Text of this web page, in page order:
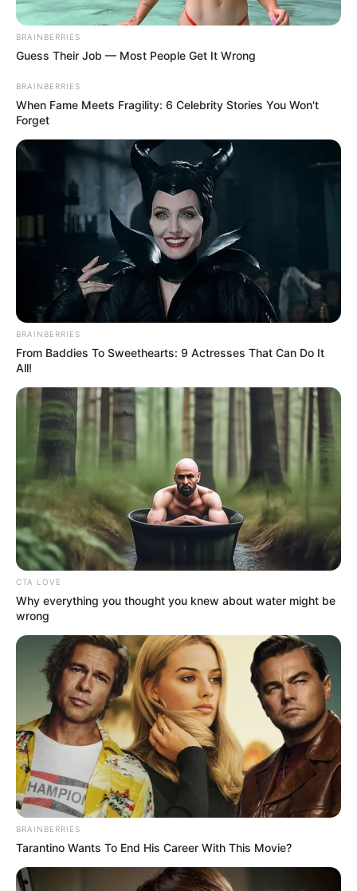
Drachenschlucht
Ein Holzsteg führt durch eine einzigartige
Eisenach.
mini-a-thür
Miniaturenpark in Ruhla zeigt Modelle von
vielen bedeutenden Bauwerken in
Thüringen. Außerdem kann man direkt neben dem Park
auf einer Sommerrodelbahn ins Tal rauschen.
Gradierwerk Bad Salzungen
Eine sehenswerte Kuranlage im Stil von
1900 mit salzhaltiger Luft. Außerdem ist
hier ein Badeerlebnis wie im Toten Meer
bei 32 °C warmem Salzwasser in einem modernen
Brandenburg
Ruinen einer Doppelburg auf einem Berg
im Werratal.
Naturschutzgebiet Eisenach
Ein Totalreservat mit vielen Felsen und
weitere Naturdenkmäler, wie die
Landgrafenschlucht
und dieElfengrotte
Der älteste Kurort in Thüringen mit
Villa Feodoraim Stil eines Schweizer
Bauernhauses.
Burschenschaftsdenkmal
Das Denkmal erinnert mit einer
Ausstellung an die Geschichte der
Deutschen Burschenschaften.
Heldrastein
Ein Gipfel hoch über der Werra, der sich
ist.
BRAINBERRIES
Guess Their Job — Most People Get It Wrong
BRAINBERRIES
When Fame Meets Fragility: 6 Celebrity Stories You Won't
Forget
BRAINBERRIES
From Baddies To Sweethearts: 9 Actresses That Can Do It
All!
CTA LOVE
Why everything you thought you knew about water might be
wrong
BRAINBERRIES
Tarantino Wants To End His Career With This Movie?